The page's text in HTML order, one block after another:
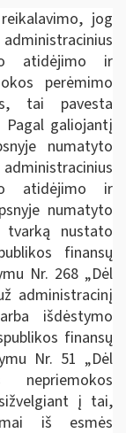
jog
atidėjimo ir
perėmimo
tai pavesta
galiojantį
numatyto
atidėjimo ir
numatyto
tvarką nustato
finansų
Nr. 268 „Dėl
administracinį
išdėstymo
finansų
Nr. 51 „Dėl
nepriemokos
į tai,
iš esmės